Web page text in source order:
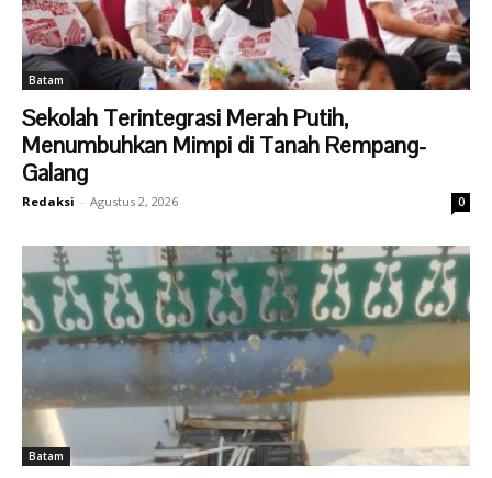
Batam
Sekolah Terintegrasi Merah Putih,
Menumbuhkan Mimpi di Tanah Rempang-
Galang
Redaksi - Agustus 2, 2026 0
Batam